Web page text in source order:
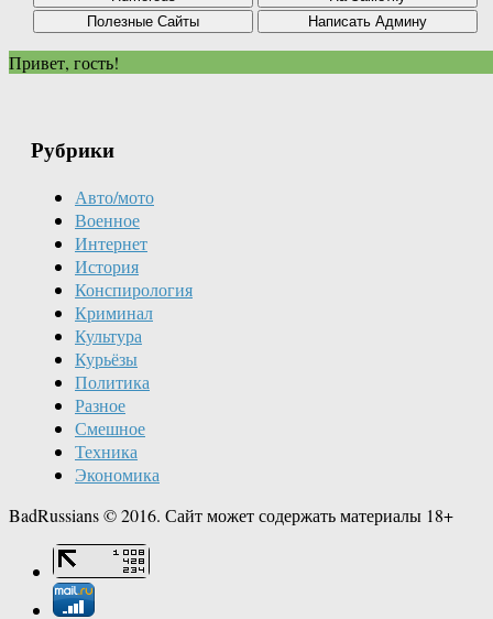
Привет, гость!
Рубрики
Авто/мото
Военное
Интернет
История
Конспирология
Криминал
Культура
Курьёзы
Политика
Разное
Смешное
Техника
Экономика
BadRussians © 2016. Сайт может содержать материалы 18+